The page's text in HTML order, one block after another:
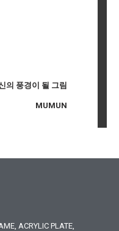
의 풍경이 될 그림
MUMUN
ACRYLIC PLATE,